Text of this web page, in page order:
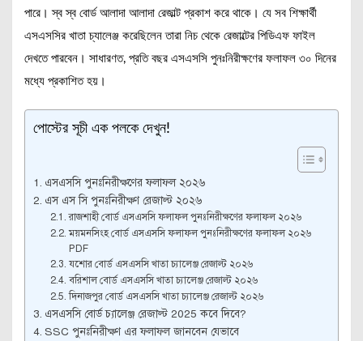
পারে। স্ব স্ব বোর্ড আলাদা আলাদা রেজাল্ট প্রকাশ করে থাকে। যে সব শিক্ষার্থী
এসএসসির খাতা চ্যালেঞ্জ করেছিলেন তারা নিচ থেকে রেজাল্টের পিডিএফ ফাইল
দেখতে পারবেন। সাধারণত, প্রতি বছর এসএসসি পুনঃনিরীক্ষণের ফলাফল ৩০ দিনের
মধ্যে প্রকাশিত হয়।
পোস্টের সূচী এক পলকে দেখুন!
এসএসসি পুনঃনিরীক্ষণের ফলাফল ২০২৬
এস এস সি পুনঃনিরীক্ষণ রেজাল্ট ২০২৬
রাজশাহী বোর্ড এসএসসি ফলাফল পুনঃনিরীক্ষণের ফলাফল ২০২৬
ময়মনসিংহ বোর্ড এসএসসি ফলাফল পুনঃনিরীক্ষণের ফলাফল ২০২৬
PDF
যশোর বোর্ড এসএসসি খাতা চ্যালেঞ্জ রেজাল্ট ২০২৬
বরিশাল বোর্ড এসএসসি খাতা চ্যালেঞ্জ রেজাল্ট ২০২৬
দিনাজপুর বোর্ড এসএসসি খাতা চ্যালেঞ্জ রেজাল্ট ২০২৬
এসএসসি বোর্ড চ্যালেঞ্জ রেজাল্ট 2025 কবে দিবে?
SSC পুনঃনিরীক্ষণ এর ফলাফল জানবেন যেভাবে